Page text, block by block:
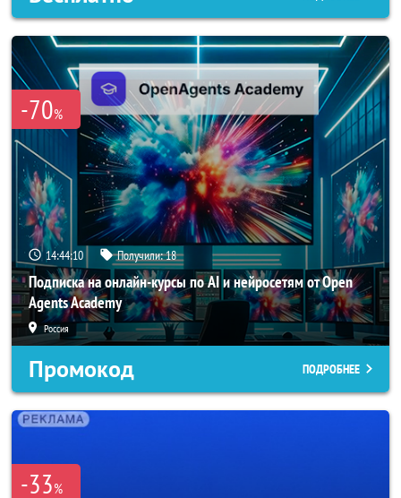
-70%
14:44:08 Получили:18
Подписка на онлайн-курсы по AI и нейросетям от Open
Agents Academy
Россия
Промокод ПОДРОБНЕЕ
-33%